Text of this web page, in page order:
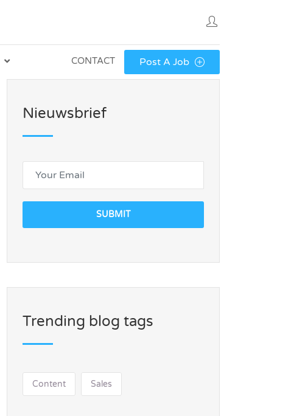
CONTACT Post A Job
Nieuwsbrief
SUBMIT
Trending blog tags
Content Sales